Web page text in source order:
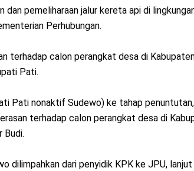
dan pemeliharaan jalur kereta api di
Perhubungan.
terhadap calon perangkat desa di
Pati.
Pati nonaktif Sudewo) ke tahap
terhadap calon perangkat desa di
Budi.
dilimpahkan dari penyidik KPK ke JPU, lanjut